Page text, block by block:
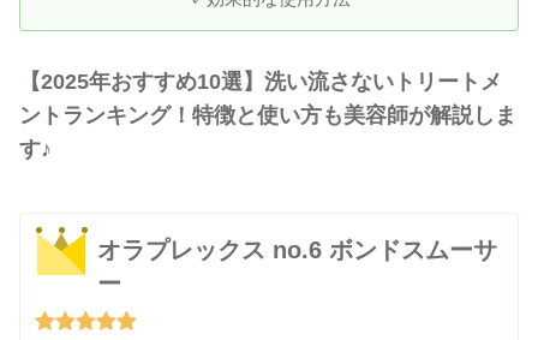
【2025年おすすめ10選】洗い流さないトリートメ
ントランキング！特徴と使い方も美容師が解説しま
す♪
オラプレックス no.6 ボンドスムーサ
ー